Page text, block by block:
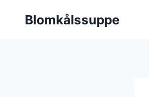
Blomkålssuppe